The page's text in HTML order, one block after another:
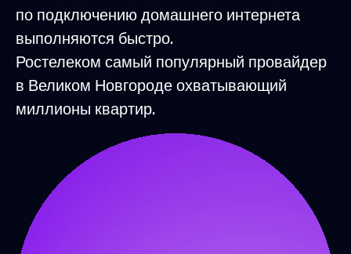
по подключению домашнего интернета
выполняются быстро.
Ростелеком самый популярный провайдер
в Великом Новгороде охватывающий
миллионы квартир.